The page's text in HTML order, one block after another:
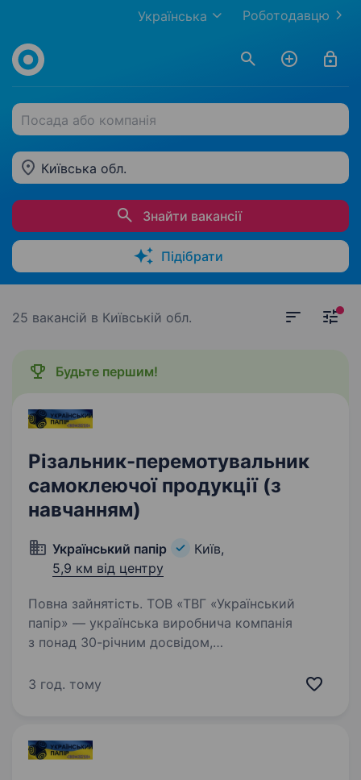
Роботодавцю
Українська
Посада або компанія
Київська обл.
Знайти вакансії
Підібрати
25 вакансій в Київській обл.
Будьте першим!
Різальник-перемотувальник
самоклеючої продукції (з
навчанням)
Український папір
Київ,
5,9 км від центру
Повна зайнятість. ТОВ «ТВГ «Український
папір» — українська виробнича компанія
з понад 30-річним досвідом,
та самоклеючої продукції, запрошує до своєї
3 год. тому